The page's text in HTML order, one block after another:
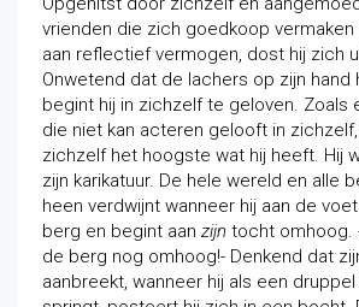
vrienden die zich goedkoop
aan reflectief vermogen, dost hij zich
Onwetend dat de lachers op zijn hand
begint hij in zichzelf te geloven. Zoals
die niet kan acteren gelooft in
zichzelf het hoogste wat hij heeft. Hij
zijn karikatuur. De hele wereld en alle
heen verdwijnt wanneer hij aan de
berg en begint aan zijn tocht omhoog.
de berg nog omhoog!- Denkend dat
aanbreekt, wanneer hij als een